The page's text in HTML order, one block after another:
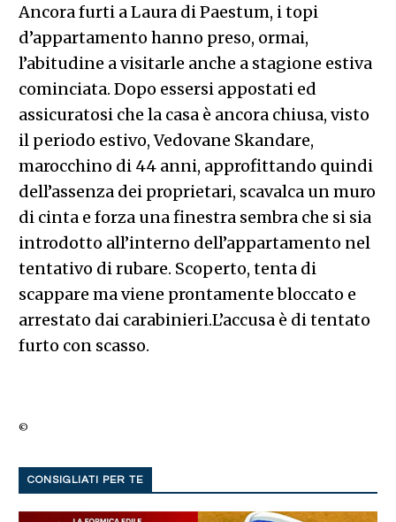
Ancora furti a Laura di Paestum, i topi
d’appartamento hanno preso, ormai,
l’abitudine a visitarle anche a stagione estiva
cominciata. Dopo essersi appostati ed
assicuratosi che la casa è ancora chiusa, visto
il periodo estivo, Vedovane Skandare,
marocchino di 44 anni, approfittando quindi
dell’assenza dei proprietari, scavalca un muro
di cinta e forza una finestra sembra che si sia
introdotto all’interno dell’appartamento nel
tentativo di rubare. Scoperto, tenta di
scappare ma viene prontamente bloccato e
arrestato dai carabinieri.L’accusa è di tentato
furto con scasso.
©
CONSIGLIATI PER TE